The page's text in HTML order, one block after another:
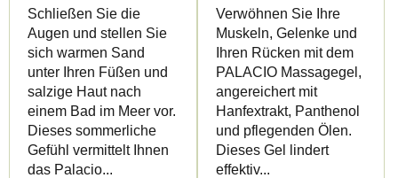
Schließen Sie die
Augen und stellen Sie
sich warmen Sand
unter Ihren Füßen und
salzige Haut nach
einem Bad im Meer vor.
Dieses sommerliche
Gefühl vermittelt Ihnen
das Palacio...
Verwöhnen Sie Ihre
Muskeln, Gelenke und
Ihren Rücken mit dem
PALACIO Massagegel,
angereichert mit
Hanfextrakt, Panthenol
und pflegenden Ölen.
Dieses Gel lindert
effektiv...